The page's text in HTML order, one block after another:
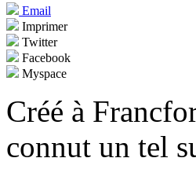
Email
Imprimer
Twitter
Facebook
Myspace
Créé à
connut un tel